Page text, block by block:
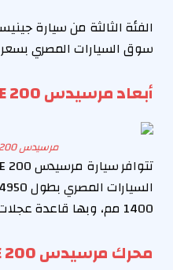
سوق السيارات المصري بسعر 5 مليون و 450 ألف جنيه .
أبعاد مرسيدس E 200 موديل 2026
مرسيدس E 200 موديل 2026
1400 مم، وبها قاعدة عجلات بطول 2961 مم .
محرك مرسيدس E 200 موديل 2026